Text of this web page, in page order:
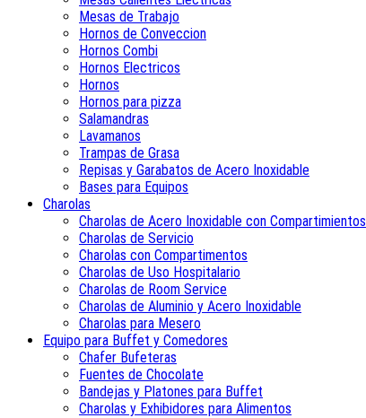
Mesas de Trabajo
Hornos de Conveccion
Hornos Combi
Hornos Electricos
Hornos
Hornos para pizza
Salamandras
Lavamanos
Trampas de Grasa
Repisas y Garabatos de Acero Inoxidable
Bases para Equipos
Charolas
Charolas de Acero Inoxidable con Compartimientos
Charolas de Servicio
Charolas con Compartimentos
Charolas de Uso Hospitalario
Charolas de Room Service
Charolas de Aluminio y Acero Inoxidable
Charolas para Mesero
Equipo para Buffet y Comedores
Chafer Bufeteras
Fuentes de Chocolate
Bandejas y Platones para Buffet
Charolas y Exhibidores para Alimentos